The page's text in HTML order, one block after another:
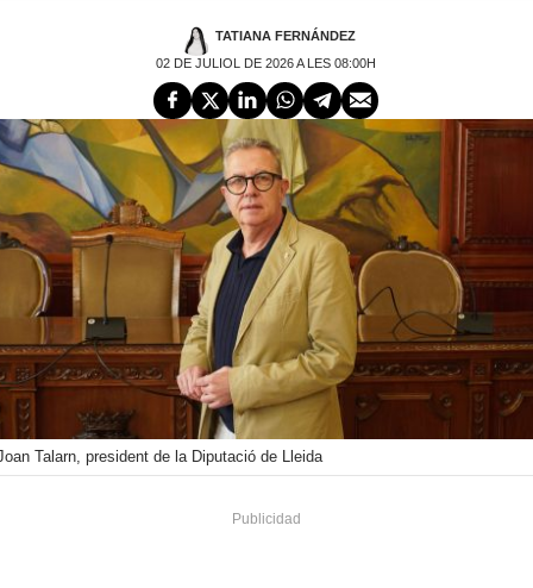
TATIANA FERNÁNDEZ
02 DE JULIOL DE 2026 A LES 08:00H
Talarn, president de la Diputació de Lleida